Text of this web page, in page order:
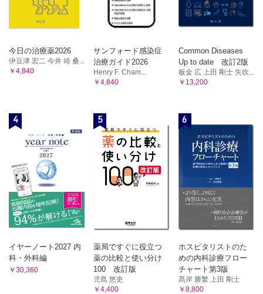
今日の治療薬2026
伊豆津 宏二 今井 靖 桑...
￥4,840
サンフォード感染症
治療ガイド2026
Henry F. Cham...
￥4,840
Common Diseases
Up to date 改訂2版
板金 広 上田 剛士 矢吹...
￥13,200
4
イヤーノート2027 内
科・外科編
￥30,360
5
薬局ですぐに役立つ
薬の比較と使い分け
100 改訂版
児島 悠史
￥4,400
6
ホスピタリストのた
めの内科診療フロー
チャート第3版
髙岸 勝繁 上田 剛士
￥8,800